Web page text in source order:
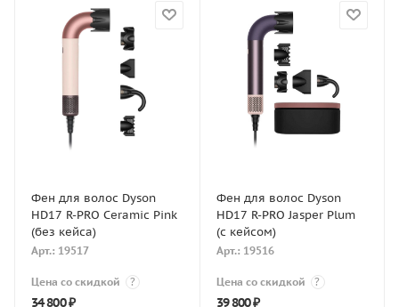
Фен для волос Dyson
HD17 R-PRO Ceramic Pink
(без кейса)
Арт.: 19517
Цена со скидкой ?
34 800₽
Фен для волос Dyson
HD17 R-PRO Jasper Plum
(с кейсом)
Арт.: 19516
Цена со скидкой ?
39 800₽